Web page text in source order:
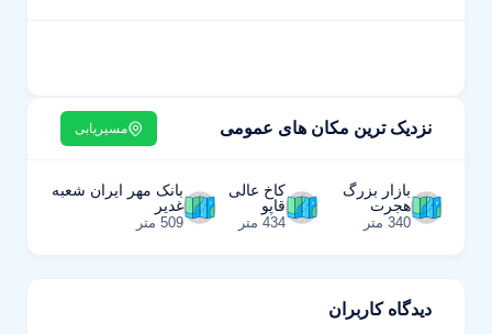
نزدیک ترین مکان های عمومی مسیریابی
بازار بزرگ
هجرت
340 متر
کاخ عالی
قاپو
434 متر
بانک مهر ایران شعبه
غدیر
509 متر
دیدگاه کاربران